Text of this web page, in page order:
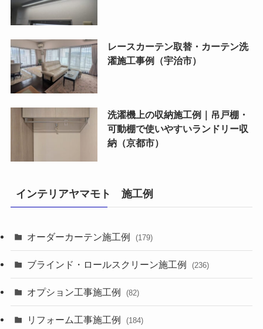
レースカーテン取替・カーテン洗
濯施工事例（宇治市）
洗濯機上の収納施工例｜吊戸棚・
可動棚で使いやすいランドリー収
納（京都市）
インテリアヤマモト 施工例
オーダーカーテン施工例 (179)
ブラインド・ロールスクリーン施工例 (236)
オプション工事施工例 (82)
リフォーム工事施工例 (184)